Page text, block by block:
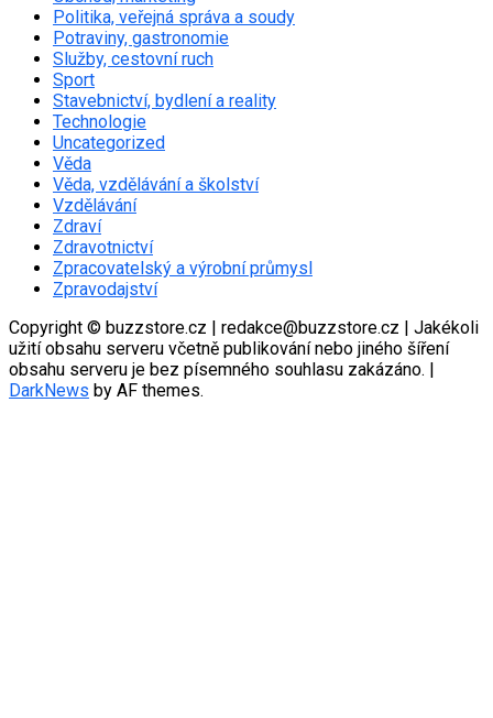
Politika, veřejná správa a soudy
Potraviny, gastronomie
Služby, cestovní ruch
Sport
Stavebnictví, bydlení a reality
Technologie
Uncategorized
Věda
Věda, vzdělávání a školství
Vzdělávání
Zdraví
Zdravotnictví
Zpracovatelský a výrobní průmysl
Zpravodajství
Copyright © buzzstore.cz | redakce@buzzstore.cz | Jakékoli
užití obsahu serveru včetně publikování nebo jiného šíření
obsahu serveru je bez písemného souhlasu zakázáno. |
DarkNews by AF themes.